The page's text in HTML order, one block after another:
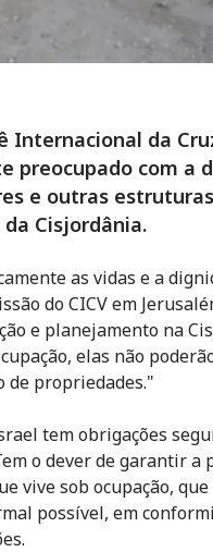
Internacional da
preocupado com a
e outras
Cisjordânia.
as vidas e a
do CICV em
e planejamento na
elas não
de propriedades."
tem obrigações
o dever de garantir a
vive sob ocupação, que
possível, em